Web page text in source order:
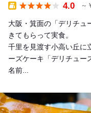
4.0 ～
大阪・箕面の「デリチュ
きてもらって実食。
千里を見渡す小高い丘に
ーズケーキ「デリチュー
名前...